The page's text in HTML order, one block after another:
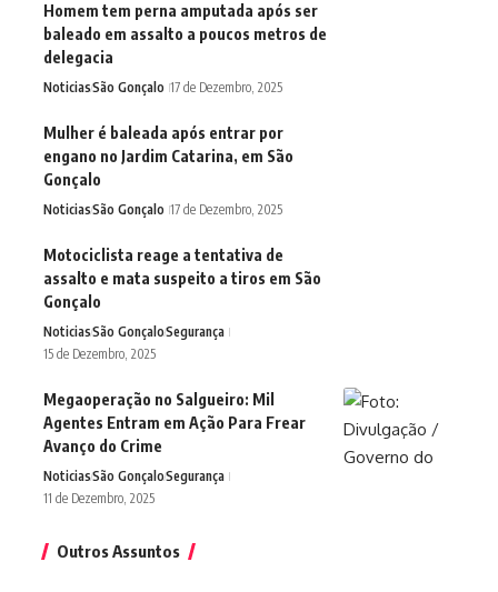
Homem tem perna amputada após ser
baleado em assalto a poucos metros de
delegacia
NoticiasSão Gonçalo 17 de Dezembro, 2025
Mulher é baleada após entrar por
engano no Jardim Catarina, em São
Gonçalo
NoticiasSão Gonçalo 17 de Dezembro, 2025
Motociclista reage a tentativa de
assalto e mata suspeito a tiros em São
Gonçalo
NoticiasSão GonçaloSegurança
15 de Dezembro, 2025
Megaoperação no Salgueiro: Mil
Agentes Entram em Ação Para Frear
Avanço do Crime
NoticiasSão GonçaloSegurança
11 de Dezembro, 2025
Outros Assuntos